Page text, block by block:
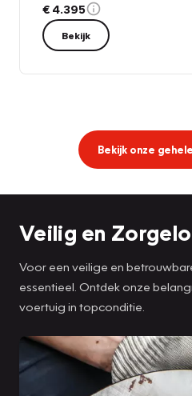
€ 4.395
Bekijk
Bekijk onze
Veilig en
Voor een veilige en
essentieel. Ontdek onze
voertuig in topconditie.